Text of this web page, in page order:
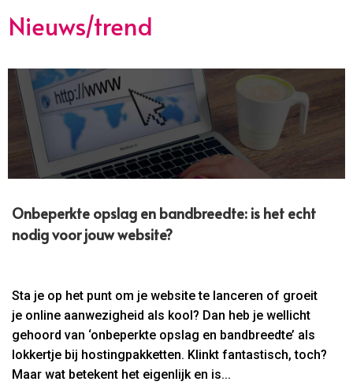
Nieuws/trend
Onbeperkte opslag en bandbreedte: is het echt
nodig voor jouw website?
Sta je op het punt om je website te lanceren of groeit
je online aanwezigheid als kool? Dan heb je wellicht
gehoord van ‘onbeperkte opslag en bandbreedte’ als
lokkertje bij hostingpakketten. Klinkt fantastisch, toch?
Maar wat betekent het eigenlijk en is...